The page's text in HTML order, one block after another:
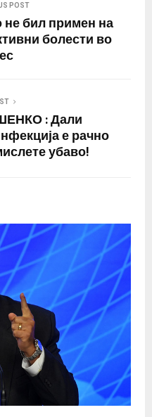
POST
бил примен на
болести во
: Дали
е рачно
убаво!